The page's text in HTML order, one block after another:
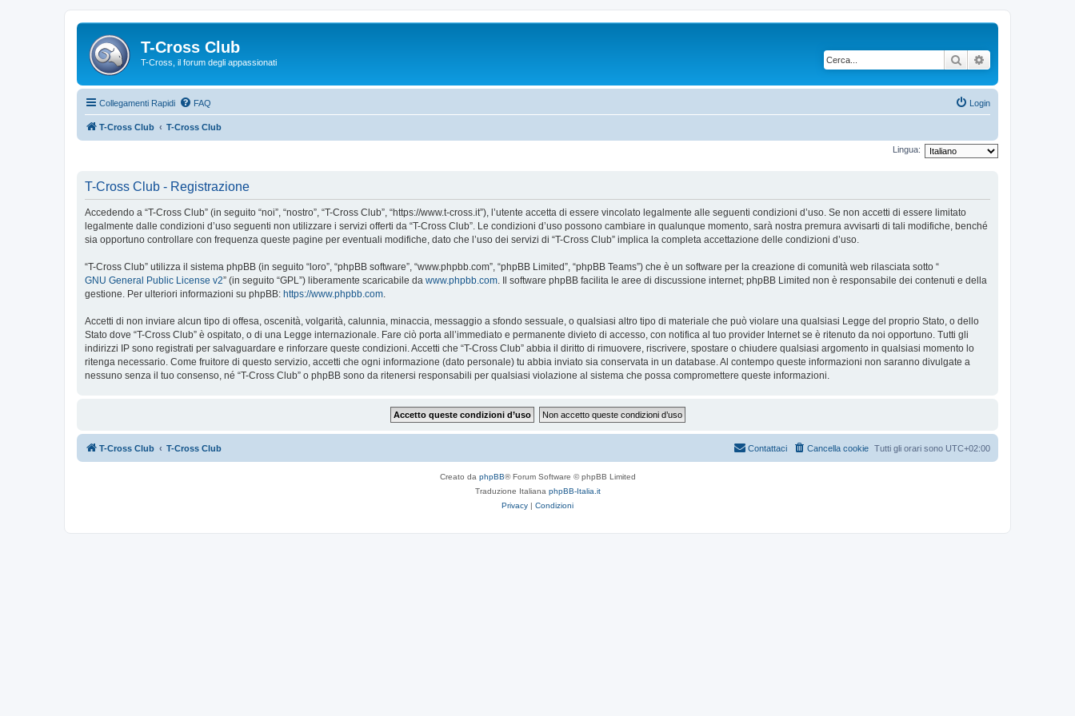
T-Cross Club
T-Cross, il forum degli appassionati Cerca
Collegamenti Rapidi FAQ Login
T-Cross Club T-Cross Club
Lingua:
T-Cross Club - Registrazione
Accedendo a “T-Cross Club” (in seguito “noi”, “nostro”, “T-Cross Club”, “https://www.t-cross.it”), l’utente accetta di essere vincolato legalmente alle seguenti condizioni d’uso. Se non accetti di essere limitato
legalmente dalle condizioni d’uso seguenti non utilizzare i servizi offerti da “T-Cross Club”. Le condizioni d’uso possono cambiare in qualunque momento, sarà nostra premura avvisarti di tali modifiche, benché
sia opportuno controllare con frequenza queste pagine per eventuali modifiche, dato che l’uso dei servizi di “T-Cross Club” implica la completa accettazione delle condizioni d’uso.
“T-Cross Club” utilizza il sistema phpBB (in seguito “loro”, “phpBB software”, “www.phpbb.com”, “phpBB Limited”, “phpBB Teams”) che è un software per la creazione di comunità web rilasciata sotto “
GNU General Public License v2” (in seguito “GPL”) liberamente scaricabile da www.phpbb.com. Il software phpBB facilita le aree di discussione internet; phpBB Limited non è responsabile dei contenuti e della
gestione. Per ulteriori informazioni su phpBB: https://www.phpbb.com.
Accetti di non inviare alcun tipo di offesa, oscenità, volgarità, calunnia, minaccia, messaggio a sfondo sessuale, o qualsiasi altro tipo di materiale che può violare una qualsiasi Legge del proprio Stato, o dello
Stato dove “T-Cross Club” è ospitato, o di una Legge internazionale. Fare ciò porta all’immediato e permanente divieto di accesso, con notifica al tuo provider Internet se è ritenuto da noi opportuno. Tutti gli
indirizzi IP sono registrati per salvaguardare e rinforzare queste condizioni. Accetti che “T-Cross Club” abbia il diritto di rimuovere, riscrivere, spostare o chiudere qualsiasi argomento in qualsiasi momento lo
ritenga necessario. Come fruitore di questo servizio, accetti che ogni informazione (dato personale) tu abbia inviato sia conservata in un database. Al contempo queste informazioni non saranno divulgate a
nessuno senza il tuo consenso, né “T-Cross Club” o phpBB sono da ritenersi responsabili per qualsiasi violazione al sistema che possa compromettere queste informazioni.
T-Cross Club T-Cross Club Tutti gli orari sono UTC+02:00
Cancella cookie
Contattaci
Creato da phpBB® Forum Software © phpBB Limited
Traduzione Italiana phpBB-Italia.it
Privacy | Condizioni